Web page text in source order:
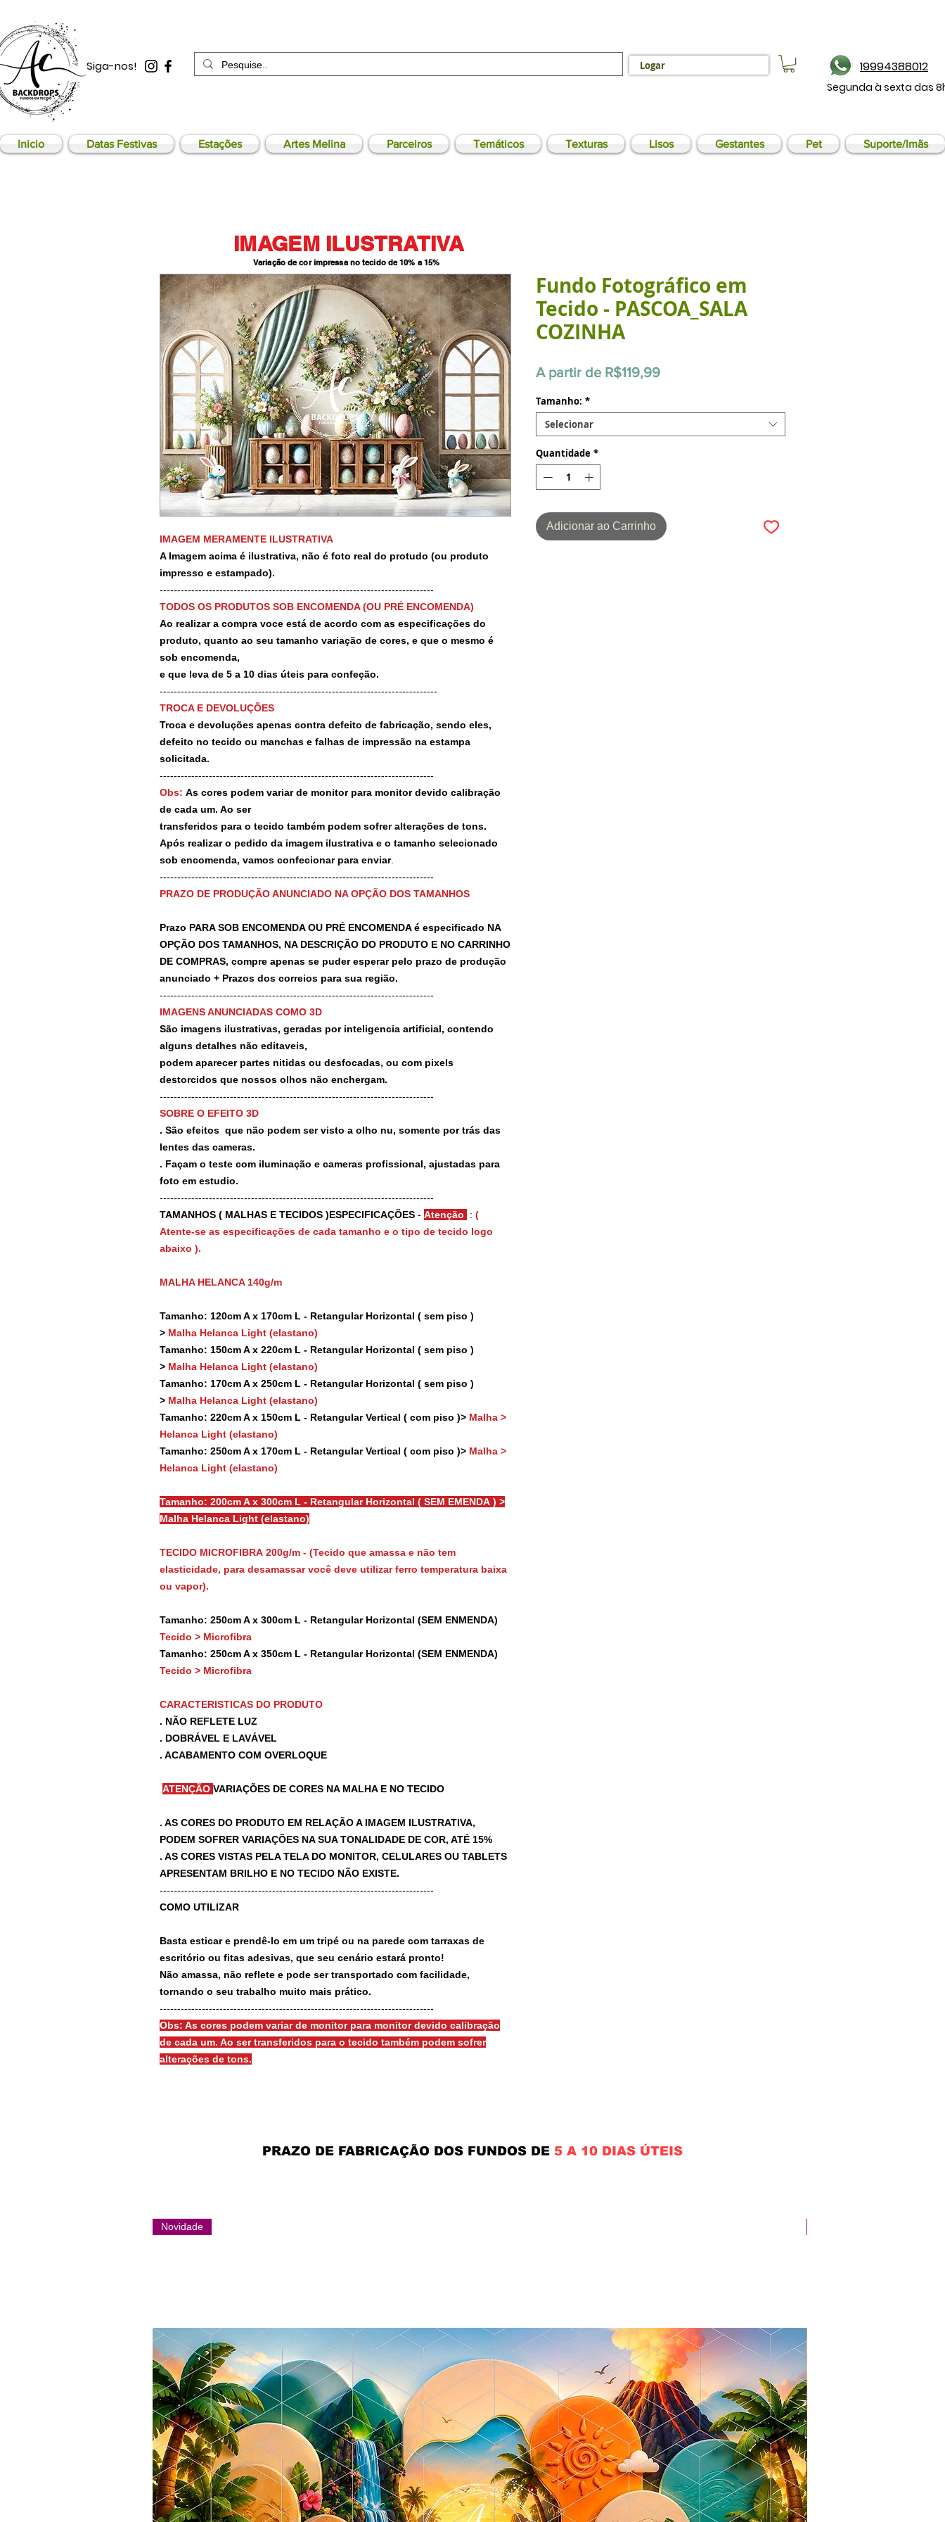
Siga-nos! Logar 19994388012
Segunda à sexta das
Inicio Datas Festivas Estações Artes Melina Parceiros Temáticos Texturas Lisos Gestantes Pet Suporte/Imãs
IMAGEM MERAMENTE ILUSTRATIVA
A Imagem acima é ilustrativa, não é foto real do protudo (ou produto
impresso e estampado).
------------------------------------------------------------------------------
TODOS OS PRODUTOS SOB ENCOMENDA (OU PRÉ ENCOMENDA)
Ao realizar a compra voce está de acordo com as especificações do
produto, quanto ao seu tamanho variação de cores, e que o mesmo é
sob encomenda,
e que leva de 5 a 10 dias úteis para confeção.
-------------------------------------------------------------------------------
TROCA E DEVOLUÇÕES
Troca e devoluções apenas contra defeito de fabricação, sendo eles,
defeito no tecido ou manchas e falhas de impressão na estampa
solicitada.
------------------------------------------------------------------------------
Obs: As cores podem variar de monitor para monitor devido calibração
de cada um. Ao ser
transferidos para o tecido também podem sofrer alterações de tons.
Após realizar o pedido da imagem ilustrativa e o tamanho selecionado
sob encomenda, vamos confecionar para enviar.
------------------------------------------------------------------------------
PRAZO DE PRODUÇÃO ANUNCIADO NA OPÇÃO DOS TAMANHOS
Prazo PARA SOB ENCOMENDA OU PRÉ ENCOMENDA é especificado NA
OPÇÃO DOS TAMANHOS, NA DESCRIÇÃO DO PRODUTO E NO CARRINHO
DE COMPRAS, compre apenas se puder esperar pelo prazo de produção
anunciado + Prazos dos correios para sua região.
------------------------------------------------------------------------------
IMAGENS ANUNCIADAS COMO 3D
São imagens ilustrativas, geradas por inteligencia artificial, contendo
alguns detalhes não editaveis,
podem aparecer partes nitidas ou desfocadas, ou com pixels
destorcidos que nossos olhos não enchergam.
------------------------------------------------------------------------------
SOBRE O EFEITO 3D
. São efeitos que não podem ser visto a olho nu, somente por trás das
lentes das cameras.
. Façam o teste com iluminação e cameras profissional, ajustadas para
foto em estudio.
------------------------------------------------------------------------------
TAMANHOS ( MALHAS E TECIDOS )ESPECIFICAÇÕES - Atenção : (
Atente-se as especificações de cada tamanho e o tipo de tecido logo
abaixo ).
MALHA HELANCA 140g/m
Tamanho: 120cm A x 170cm L - Retangular Horizontal ( sem piso )
> Malha Helanca Light (elastano)
Tamanho: 150cm A x 220cm L - Retangular Horizontal ( sem piso )
> Malha Helanca Light (elastano)
Tamanho: 170cm A x 250cm L - Retangular Horizontal ( sem piso )
> Malha Helanca Light (elastano)
Tamanho: 220cm A x 150cm L - Retangular Vertical ( com piso )> Malha >
Helanca Light (elastano)
Tamanho: 250cm A x 170cm L - Retangular Vertical ( com piso )> Malha >
Helanca Light (elastano)
Tamanho: 200cm A x 300cm L - Retangular Horizontal ( SEM EMENDA ) >
Malha Helanca Light (elastano)
TECIDO MICROFIBRA 200g/m - (Tecido que amassa e não tem
elasticidade, para desamassar você deve utilizar ferro temperatura baixa
ou vapor).
Tamanho: 250cm A x 300cm L - Retangular Horizontal (SEM ENMENDA)
Tecido > Microfibra
Tamanho: 250cm A x 350cm L - Retangular Horizontal (SEM ENMENDA)
Tecido > Microfibra
CARACTERISTICAS DO PRODUTO
. NÃO REFLETE LUZ
. DOBRÁVEL E LAVÁVEL
. ACABAMENTO COM OVERLOQUE
ATENÇÃO VARIAÇÕES DE CORES NA MALHA E NO TECIDO
. AS CORES DO PRODUTO EM RELAÇÃO A IMAGEM ILUSTRATIVA,
PODEM SOFRER VARIAÇÕES NA SUA TONALIDADE DE COR, ATÉ 15%
. AS CORES VISTAS PELA TELA DO MONITOR, CELULARES OU TABLETS
APRESENTAM BRILHO E NO TECIDO NÃO EXISTE.
------------------------------------------------------------------------------
COMO UTILIZAR
Basta esticar e prendê-lo em um tripé ou na parede com tarraxas de
escritório ou fitas adesivas, que seu cenário estará pronto!
Não amassa, não reflete e pode ser transportado com facilidade,
tornando o seu trabalho muito mais prático.
------------------------------------------------------------------------------
Obs: As cores podem variar de monitor para monitor devido calibração
de cada um. Ao ser transferidos para o tecido também podem sofrer
alterações de tons.
Fundo Fotográfico em
Tecido - PASCOA_SALA
COZINHA
A partir de R$119,99Preço
Tamanho: *
Selecionar
Quantidade *
Adicionar ao Carrinho
IMAGEM ILUSTRATIVA
Variação de cor impressa no tecido de 10% a 15%
PRAZO DE FABRICAÇÃO DOS FUNDOS DE 5 A 10 DIAS ÚTEIS
Novidade